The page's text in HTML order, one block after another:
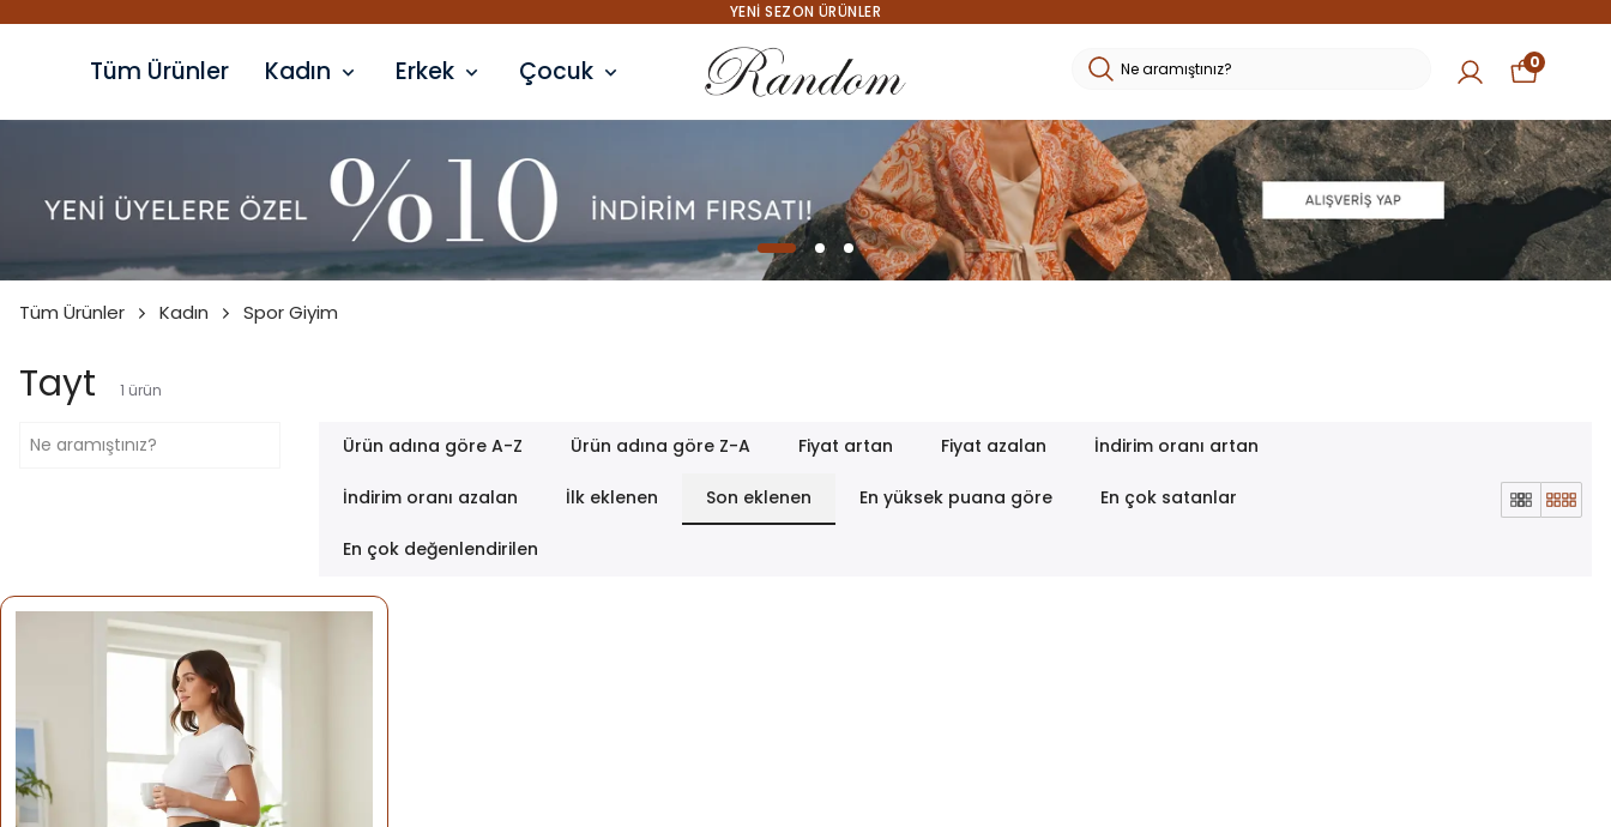
YENI SEZON ÜRÜNLER
Tüm Ürünler Kadın Erkek Çocuk 0
Tüm Ürünler Kadın Spor Giyim
Tayt 1 ürün
Ürün adına göre A-Z Ürün adına göre Z-A Fiyat artan Fiyat azalan İndirim oranı artan
İndirim oranı azalan İlk eklenen Son eklenen En yüksek puana göre En çok satanlar
En çok değenlendirilen